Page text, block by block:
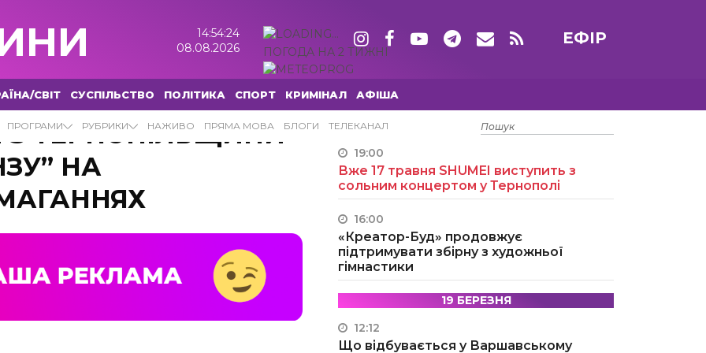
14:54:24
08.08.2026
ПОГОДА НА 2 ТИЖНІ
ЕФІР
СВІТ СУСПІЛЬСТВО ПОЛІТИКА СПОРТ КРИМІНАЛ АФІША
ПРОГРАМИ РУБРИКИ НАЖИВО ПРЯМА МОВА БЛОГИ ТЕЛЕКАНАЛ
З ТЕРНОПІЛЬЩИНИ
НА
15 ТРАВНЯ
19:00
Вже 17 травня SHUMEI виступить з
сольним концертом у Тернополі
16:00
«Креатор-Буд» продовжує
підтримувати збірну з художньої
гімнастики
19 БЕРЕЗНЯ
12:12
Що відбувається у Варшавському